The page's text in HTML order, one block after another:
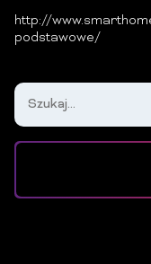
http://
podstawowe/